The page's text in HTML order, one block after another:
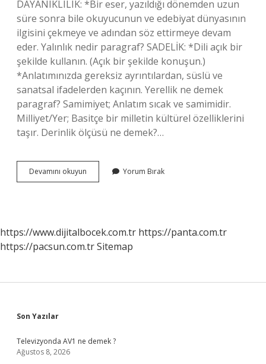
DAYANIKLILIK: *Bir eser, yazıldığı dönemden uzun
süre sonra bile okuyucunun ve edebiyat dünyasının
ilgisini çekmeye ve adından söz ettirmeye devam
eder. Yalınlık nedir paragraf? SADELİK: *Dili açık bir
şekilde kullanın. (Açık bir şekilde konuşun.)
*Anlatımınızda gereksiz ayrıntılardan, süslü ve
sanatsal ifadelerden kaçının. Yerellik ne demek
paragraf? Samimiyet; Anlatım sıcak ve samimidir.
Milliyet/Yer; Basitçe bir milletin kültürel özelliklerini
taşır. Derinlik ölçüsü ne demek?…
Devamını okuyun
Ne
Yorum Bırak
https://www.dijitalbocek.com.tr https://panta.com.tr
https://pacsun.com.trSitemap
Sidebar
Son Yazılar
Televizyonda AV1 ne demek ?
Ağustos 8, 2026